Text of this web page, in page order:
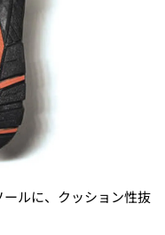
ルに、クッション性抜